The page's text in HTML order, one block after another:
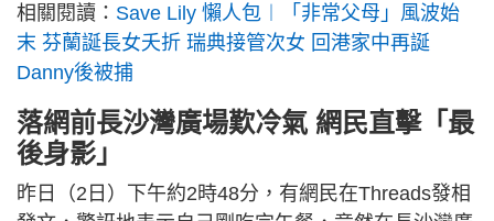
相關閱讀： Save Lily 懶人包︱「非常父母」風波始
末 芬蘭誕長女夭折 瑞典接管次女 回港家中再誕
Danny後被捕
落網前長沙灣廣場歎冷氣 網民直擊「最
後身影」
昨日（2日）下午約2時48分，有網民在Threads發相